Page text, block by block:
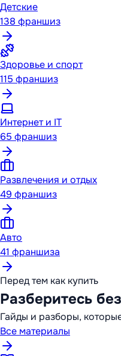
Детские
138 франшиз
Здоровье и спорт
115 франшиз
Интернет и IT
65 франшиз
Развлечения и отдых
49 франшиз
Авто
41 франшиза
Перед тем как купить
Разберитесь
Гайды и разборы,
Все материалы